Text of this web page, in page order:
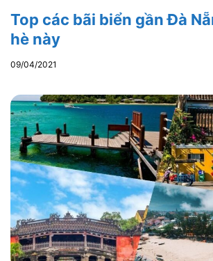
Top các bãi biển gần Đà
hè này
09/04/2021